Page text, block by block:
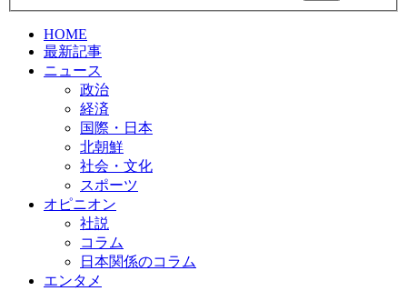
HOME
最新記事
ニュース
政治
経済
国際・日本
北朝鮮
社会・文化
スポーツ
オピニオン
社説
コラム
日本関係のコラム
エンタメ